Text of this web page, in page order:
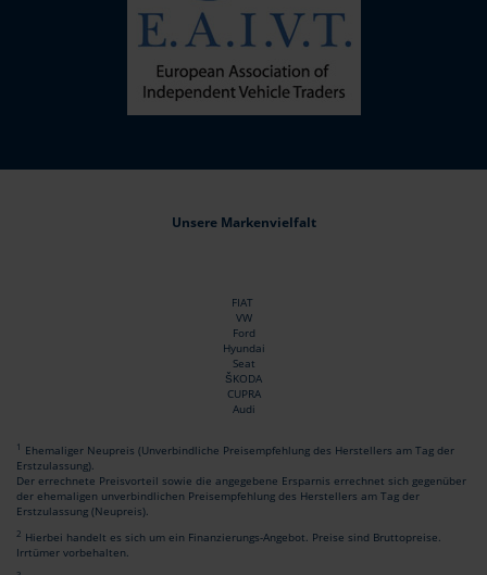
Unsere Markenvielfalt
FIAT
VW
Ford
Hyundai
Seat
ŠKODA
CUPRA
Audi
1 Ehemaliger Neupreis (Unverbindliche Preisempfehlung des Herstellers am Tag der
Erstzulassung).
Der errechnete Preisvorteil sowie die angegebene Ersparnis errechnet sich gegenüber
der ehemaligen unverbindlichen Preisempfehlung des Herstellers am Tag der
Erstzulassung (Neupreis).
2 Hierbei handelt es sich um ein Finanzierungs-Angebot. Preise sind Bruttopreise.
Irrtümer vorbehalten.